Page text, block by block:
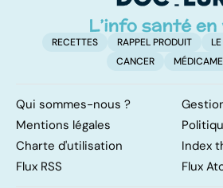
RECETTES RAPPEL PRODUIT
CANCER
Qui sommes-nous ?
Mentions légales
Charte d'utilisation
Index
Flux RSS
Flux